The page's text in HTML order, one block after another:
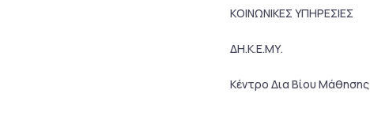
ΚΟΙΝΩΝΙΚΕΣ ΥΠΗΡΕΣΙΕΣ
ΔΗ.Κ.Ε.ΜΥ.
Κέντρο Δια Βίου Μάθησης